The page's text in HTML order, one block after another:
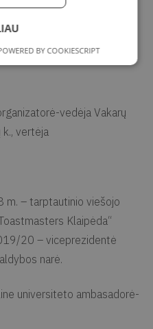
vedėja lietuvių k.
vedėja Vakarų
vertėja
– tarptautinio viešojo
Klaipėda“
20 – viceprezidentė
narė.
universiteto ambasadorė-
BY COOKIESCRIPT